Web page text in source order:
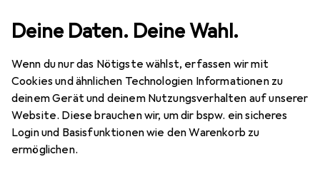
Deine Daten. Deine Wahl.
Wenn du nur das Nötigste wählst, erfassen wir mit
Cookies und ähnlichen Technologien Informationen zu
deinem Gerät und deinem Nutzungsverhalten auf unserer
Website. Diese brauchen wir, um dir bspw. ein sicheres
Login und Basisfunktionen wie den Warenkorb zu
ermöglichen.
MusicMan MA Produktbewertungen Irreführende Kategorie
Technaxx MusicMan MA